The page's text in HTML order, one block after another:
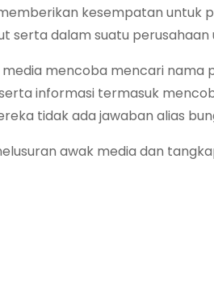
kesempatan untuk
serta dalam suatu perusahaan
mencoba mencari nama
informasi termasuk
tidak ada jawaban alias
awak media dan